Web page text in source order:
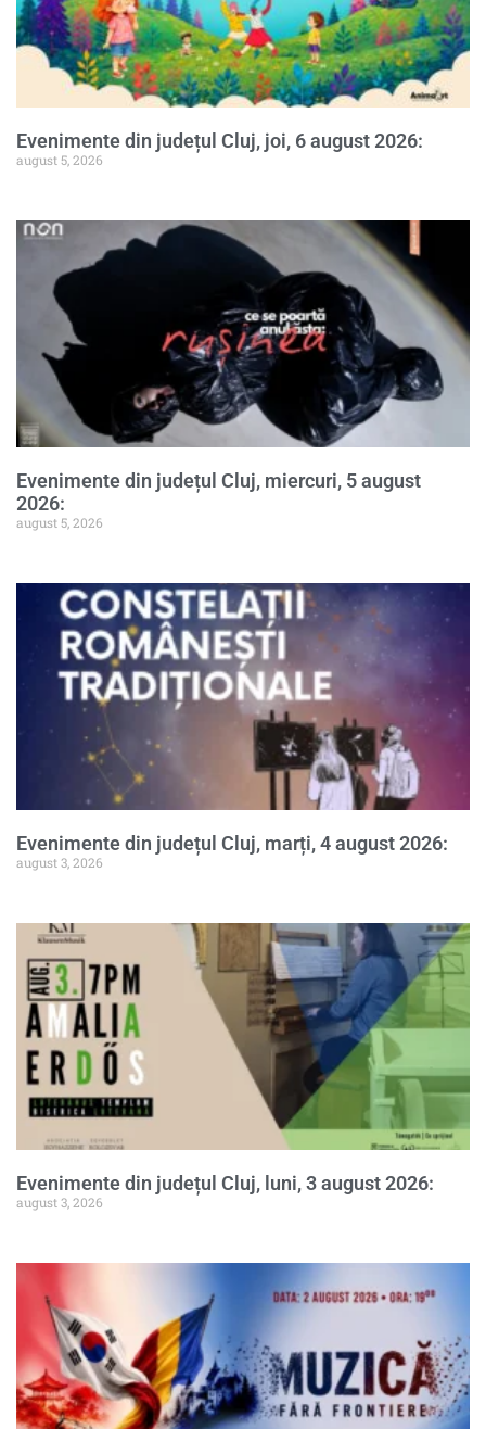
Evenimente din județul Cluj, joi, 6 august 2026:
august 5, 2026
Evenimente din județul Cluj, miercuri, 5 august
2026:
august 5, 2026
Evenimente din județul Cluj, marți, 4 august 2026:
august 3, 2026
Evenimente din județul Cluj, luni, 3 august 2026:
august 3, 2026